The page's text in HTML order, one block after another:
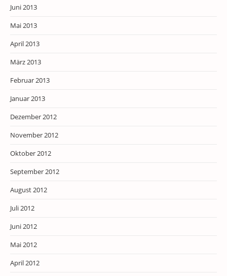
Juni 2013
Mai 2013
April 2013
März 2013
Februar 2013
Januar 2013
Dezember 2012
November 2012
Oktober 2012
September 2012
August 2012
Juli 2012
Juni 2012
Mai 2012
April 2012